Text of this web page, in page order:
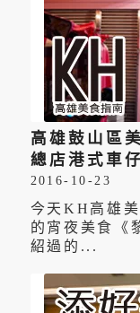
高雄鼓山區
總店港式車
2016-10-23
今天KH高雄
的宵夜美食《
紹過的...